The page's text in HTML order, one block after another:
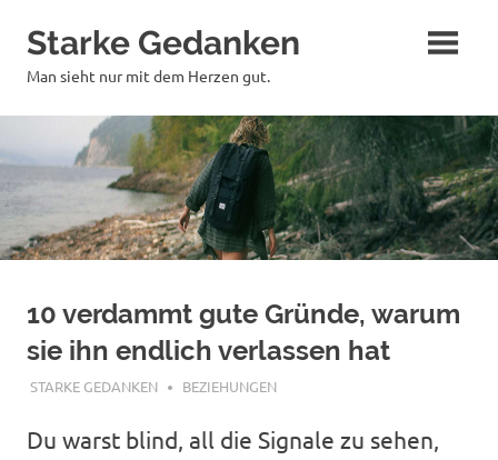
Inhalt
springen
Starke Gedanken
Man sieht nur mit dem Herzen gut.
10 verdammt gute Gründe, warum
sie ihn endlich verlassen hat
JANUAR 3, 2018
STARKE GEDANKEN BEZIEHUNGEN
Du warst blind, all die Signale zu sehen,